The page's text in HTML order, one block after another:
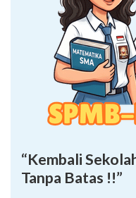
“Kembali
Tanpa Batas !!”